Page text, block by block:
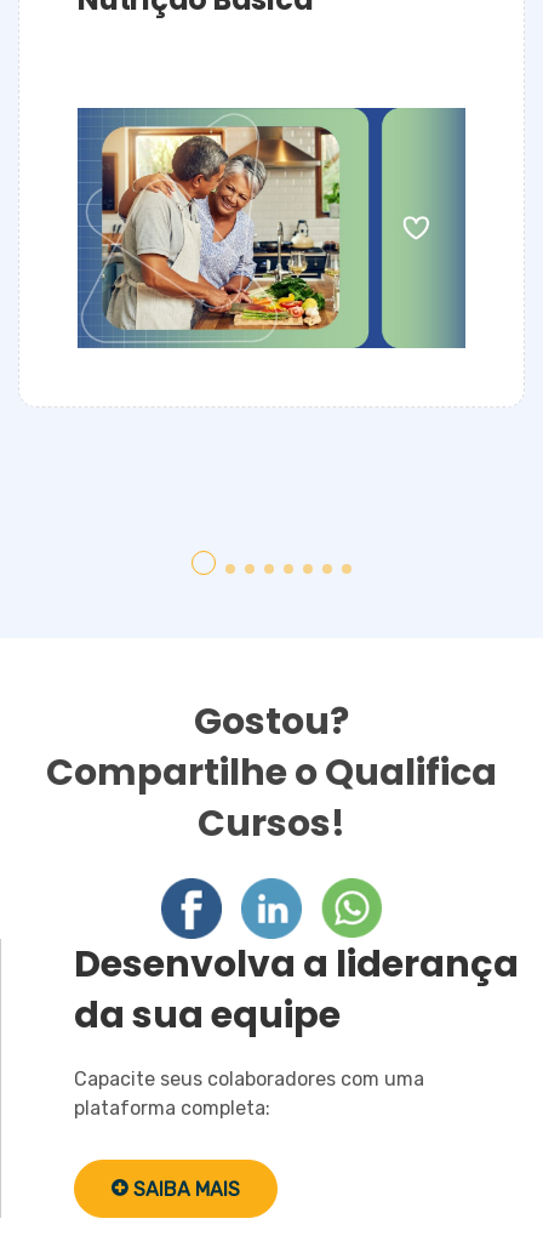
Gostou?
Compartilhe o Qualifica
Cursos!
Desenvolva a liderança
da sua equipe
Capacite seus colaboradores com uma
plataforma completa:
SAIBA MAIS